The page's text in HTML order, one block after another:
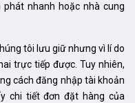
nhanh hoặc nhà cung
tôi lưu giữ nhưng vì lí do
trực tiếp được. Tuy nhiên,
cách đăng nhập tài khoản
chi tiết đơn đặt hàng của